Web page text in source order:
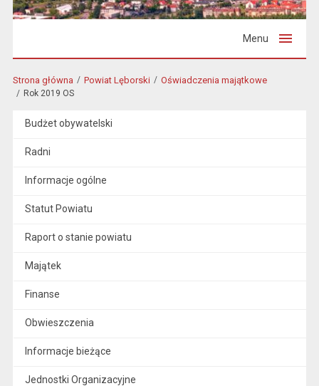
Menu
Strona główna Powiat Lęborski Oświadczenia majątkowe
Rok 2019 OS
Budżet obywatelski
Radni
Informacje ogólne
Statut Powiatu
Raport o stanie powiatu
Majątek
Finanse
Obwieszczenia
Informacje bieżące
Jednostki Organizacyjne